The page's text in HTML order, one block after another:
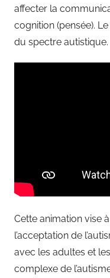
affecter la
cognition (pensée).
du spectre autistique.
Cette animation vise
l’acceptation de
avec les adultes et
complexe de